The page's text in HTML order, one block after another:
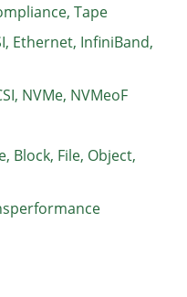
Tape
Ethernet, InfiniBand,
NVMe, NVMeoF
Block, File, Object,